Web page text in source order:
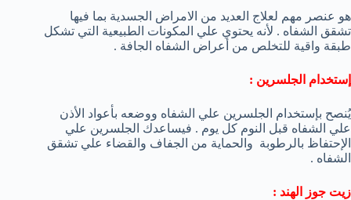
هو عنصر مهم لعلاج العديد من الامراض الجسدية بما فيها
تشقق الشفاه . لأنه يحتوي علي المكونات الطبيعية التي تشكل
طبقة واقية للتخلص من أعراض الشفاه الجافة .
إستخدام الجلسرين :
يُنصح بإستخدام الجلسرين علي الشفاه ووضعه بأعواد الأذن
علي الشفاه قبل النوم كل يوم . فيساعدك الجلسرين علي
الإحتفاظ بالرطوبة والحماية من الجفاف والقضاء علي تشقق
الشفاه .
زيت جوز الهند :